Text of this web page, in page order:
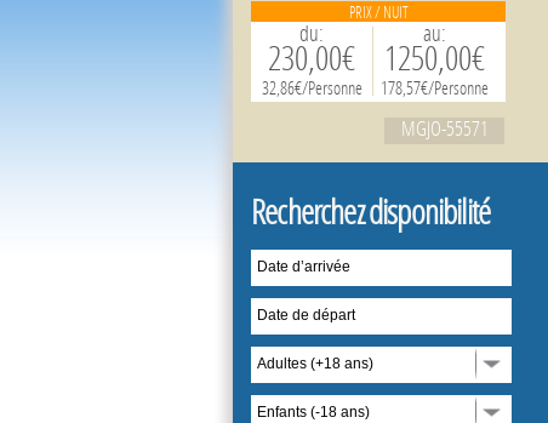
PRIX / NUIT
du:
230,00€
32,86€/Personne
au:
1250,00€
178,57€/Personne
MGJO-55571
Recherchez disponibilité
Date d’arrivée
Date de départ
Adultes (+18 ans)
Enfants (-18 ans)